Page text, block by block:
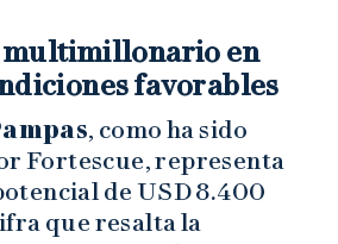
en
favorables
, como ha sido
Fortescue, representa
de USD 8.400
que resalta la